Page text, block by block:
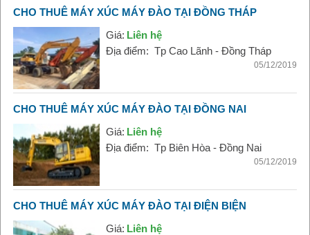
CHO THUÊ MÁY XÚC MÁY ĐÀO TẠI ĐỒNG THÁP
Giá: Liên hệ
Địa điểm: Tp Cao Lãnh - Đồng Tháp
05/12/2019
CHO THUÊ MÁY XÚC MÁY ĐÀO TẠI ĐỒNG NAI
Giá: Liên hệ
Địa điểm: Tp Biên Hòa - Đồng Nai
05/12/2019
CHO THUÊ MÁY XÚC MÁY ĐÀO TẠI ĐIỆN BIỆN
Giá: Liên hệ